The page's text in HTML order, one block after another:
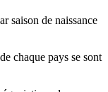
saison de naissance
chaque pays se sont